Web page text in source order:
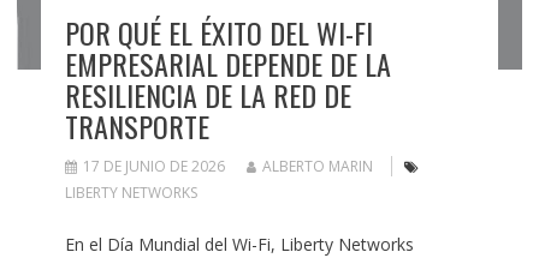
POR QUÉ EL ÉXITO DEL WI-FI
EMPRESARIAL DEPENDE DE LA
RESILIENCIA DE LA RED DE
TRANSPORTE
17 DE JUNIO DE 2026
ALBERTO MARIN
LIBERTY NETWORKS
En el Día Mundial del Wi-Fi, Liberty Networks